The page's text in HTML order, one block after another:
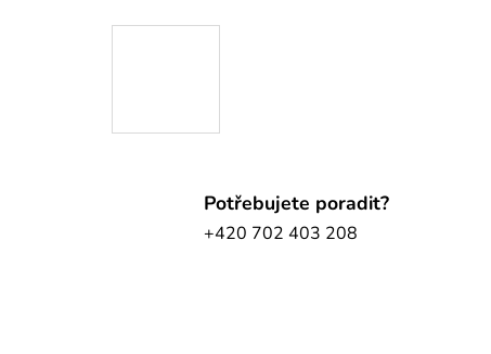
Potřebujete poradit?
+420 702 403 208